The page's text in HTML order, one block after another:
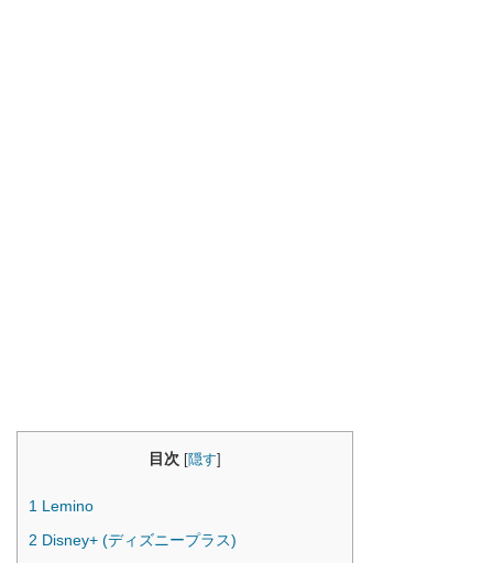
目次 [隠す]
1 Lemino
2 Disney+ (ディズニープラス)